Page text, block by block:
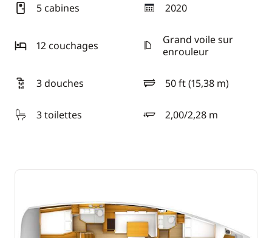
5 cabines 2020
année
12 couchages
Grand voile sur
enrouleur
3 douches 50 ft (15,38 m)
longueur
3 toilettes
2,00/2,28 m
tirant d'eau